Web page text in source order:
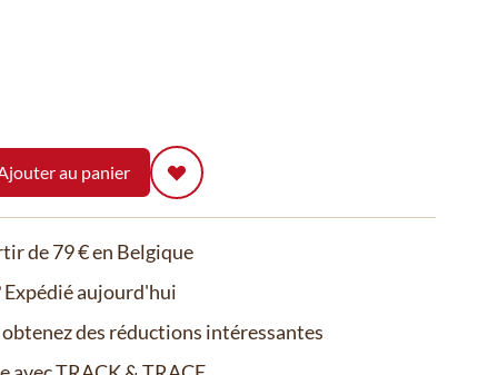
au panier
de 79 € en Belgique
Expédié aujourd'hui
des réductions intéressantes